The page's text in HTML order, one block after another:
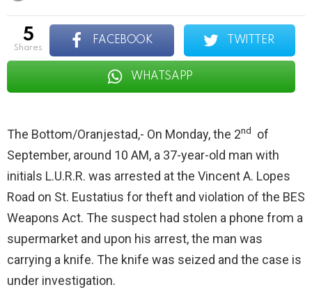
5
shares
FACEBOOK TWITTER
WHATSAPP
The Bottom/Oranjestad,- On Monday, the 2nd
of
September, around 10 AM, a 37-year-old man with
initials L.U.R.R. was arrested at the Vincent A. Lopes
Road on St. Eustatius for theft and violation of the BES
Weapons Act. The suspect had stolen a phone from a
supermarket and upon his arrest, the man was
carrying a knife. The knife was seized and the case is
under investigation.